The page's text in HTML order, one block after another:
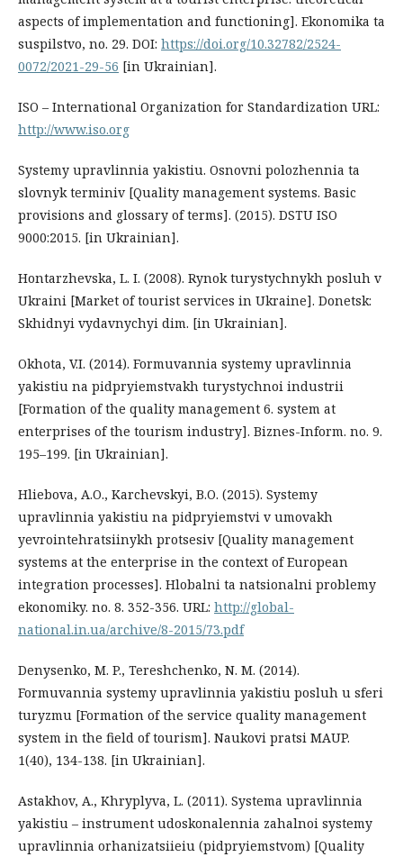
aspects of implementation and functioning]. Ekonomika ta
suspilstvo, no. 29. DOI: https://doi.org/10.32782/2524-
0072/2021-29-56 [in Ukrainian].
ISO – International Organization for Standardization URL:
http://www.iso.org
Systemy upravlinnia yakistiu. Osnovni polozhennia ta
slovnyk terminiv [Quality management systems. Basic
provisions and glossary of terms]. (2015). DSTU ISO
9000:2015. [in Ukrainian].
Hontarzhevska, L. I. (2008). Rynok turystychnykh posluh v
Ukraini [Market of tourist services in Ukraine]. Donetsk:
Skhidnyi vydavnychyi dim. [in Ukrainian].
Okhota, V.I. (2014). Formuvannia systemy upravlinnia
yakistiu na pidpryiemstvakh turystychnoi industrii
[Formation of the quality management 6. system at
enterprises of the tourism industry]. Biznes-Inform. no. 9.
195–199. [in Ukrainian].
Hliebova, A.O., Karchevskyi, B.O. (2015). Systemy
upravlinnia yakistiu na pidpryiemstvi v umovakh
yevrointehratsiinykh protsesiv [Quality management
systems at the enterprise in the context of European
integration processes]. Hlobalni ta natsionalni problemy
ekonomiky. no. 8. 352-356. URL: http://global-
national.in.ua/archive/8-2015/73.pdf
Denysenko, M. P., Tereshchenko, N. M. (2014).
Formuvannia systemy upravlinnia yakistiu posluh u sferi
turyzmu [Formation of the service quality management
system in the field of tourism]. Naukovi pratsi MAUP.
1(40), 134-138. [in Ukrainian].
Astakhov, A., Khryplyva, L. (2011). Systema upravlinnia
yakistiu – instrument udoskonalennia zahalnoi systemy
upravlinnia orhanizatsiieiu (pidpryiemstvom) [Quality